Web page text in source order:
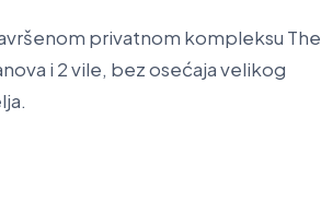
privatnom kompleksu The
i 2 vile, bez osećaja velikog